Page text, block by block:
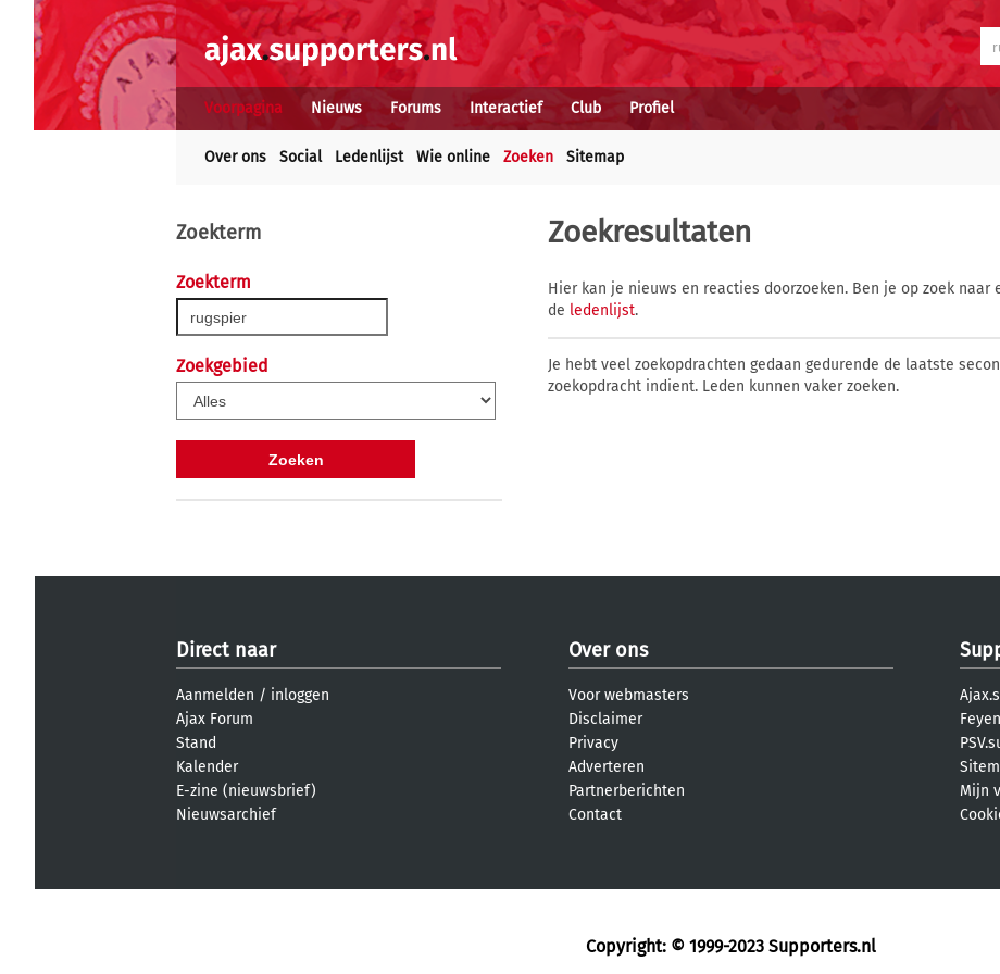
Voorpagina Nieuws Forums Interactief Club Profiel
Over ons Social Ledenlijst Wie online Zoeken Sitemap
Zoekterm
Zoekterm
Zoekgebied
Zoekresultaten
Hier kan je nieuws en reacties doorzoeken. Ben je op zoek
de ledenlijst.
Je hebt veel zoekopdrachten gedaan gedurende de laatste
zoekopdracht indient. Leden kunnen vaker zoeken.
Direct naar
Aanmelden / inloggen
Ajax Forum
Stand
Kalender
E-zine (nieuwsbrief)
Nieuwsarchief
Over ons
Voor webmasters
Disclaimer
Privacy
Adverteren
Partnerberichten
Contact
Mijn
Copyright: © 1999-2023 Supporters.nl